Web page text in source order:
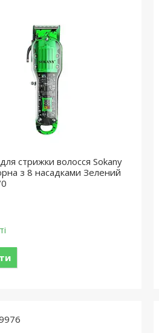
стрижки волосся Sokany
з 8 насадками Зелений